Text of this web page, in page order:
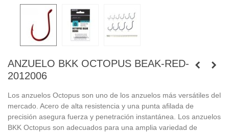
ANZUELO BKK OCTOPUS BEAK-RED-
2012006
Los anzuelos Octopus son uno de los anzuelos más versátiles del
mercado. Acero de alta resistencia y una punta afilada de
precisión asegura fuerza y ​​penetración instantánea. Los anzuelos
BKK Octopus son adecuados para una amplia variedad de